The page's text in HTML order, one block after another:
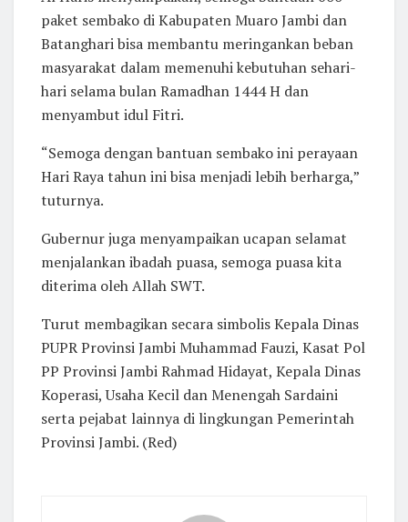
paket sembako di Kabupaten Muaro Jambi dan
Batanghari bisa membantu meringankan beban
masyarakat dalam memenuhi kebutuhan sehari-
hari selama bulan Ramadhan 1444 H dan
menyambut idul Fitri.
“Semoga dengan bantuan sembako ini perayaan
Hari Raya tahun ini bisa menjadi lebih berharga,”
tuturnya.
Gubernur juga menyampaikan ucapan selamat
menjalankan ibadah puasa, semoga puasa kita
diterima oleh Allah SWT.
Turut membagikan secara simbolis Kepala Dinas
PUPR Provinsi Jambi Muhammad Fauzi, Kasat Pol
PP Provinsi Jambi Rahmad Hidayat, Kepala Dinas
Koperasi, Usaha Kecil dan Menengah Sardaini
serta pejabat lainnya di lingkungan Pemerintah
Provinsi Jambi. (Red)